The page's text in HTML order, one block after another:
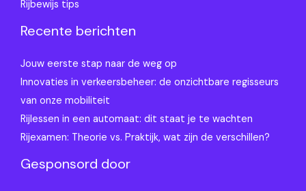
Rijbewijs tips
Recente berichten
Jouw eerste stap naar de weg op
Innovaties in verkeersbeheer: de onzichtbare regisseurs
van onze mobiliteit
Rijlessen in een automaat: dit staat je te wachten
Rijexamen: Theorie vs. Praktijk, wat zijn de verschillen?
Gesponsord door